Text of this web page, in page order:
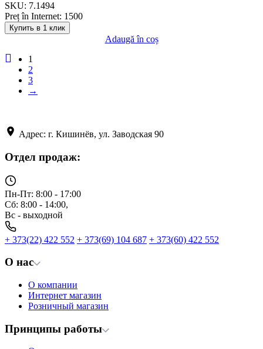
SKU: 7.1494
Preț în Internet: 1500
Купить в 1 клик
Adaugă în coș
1
2
3
→
Адрес: г. Кишинёв, ул. Заводская 90
Отдел продаж:
Пн-Пт: 8:00 - 17:00
Сб: 8:00 - 14:00,
Вс - выходной
+ 373(22) 422 552 + 373(69) 104 687 + 373(60) 422 552
О нас
О компании
Интернет магазин
Розничный магазин
Принципы работы